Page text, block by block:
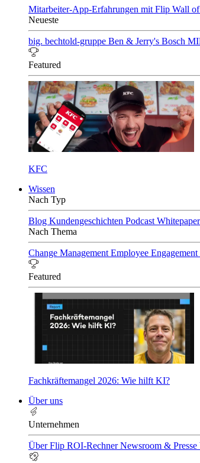
Mitarbeiter-App-Erfahrungen mit Flip Wall
Neueste
big. bechtold-gruppe Ben & Jerry's Bosch
Featured
KFC
Wissen
Nach Typ
Blog Kundengeschichten Podcast
Nach Thema
Change Management Employee Engagement
Featured
Fachkräftemangel 2026: Wie hilft KI?
Über uns
Unternehmen
Über Flip ROI-RechnerNewsroom & Presse